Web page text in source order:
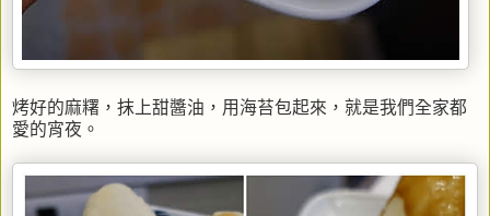
烤好的麻糬，抹上甜醬油，用海苔包起來，就是我們全家都
愛的宵夜。